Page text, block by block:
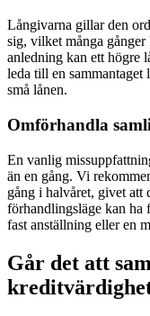
Långivarna gillar den
sig, vilket många gånger
anledning kan ett högre
leda till en sammantaget
små lånen.
Omförhandla
En vanlig
än en gång. Vi
gång i halvåret, givet att
förhandlingsläge kan ha
fast anställning eller en
Går det att